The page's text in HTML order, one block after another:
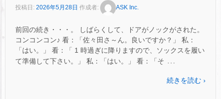
投稿日: 2026年5月28日 作成者: ASK Inc.
前回の続き・・・。 しばらくして、ドアがノックがされた。
コンコンコン♪ 看：「佐々田さ～ん。良いですか？」 私：
「はい。」 看：「 1 時過ぎに降りますので、ソックスを履い
て準備して下さい。」 私：「はい。」 看：「そ …
続きを読む ›